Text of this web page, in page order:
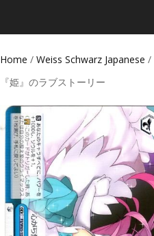
Home / Weiss Schwarz Japanese /
『姫』のラブストーリー